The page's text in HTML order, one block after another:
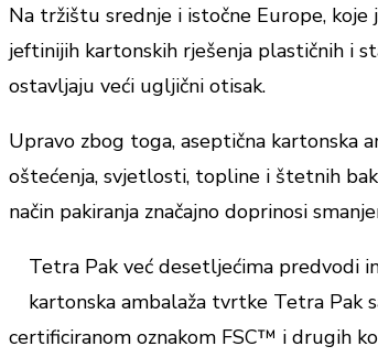
Na tržištu srednje i istočne Europe,
jeftinijih kartonskih rješenja plastičnih i
ostavljaju veći ugljični otisak.
Upravo zbog toga, aseptična kartonska
oštećenja, svjetlosti, topline i štetnih
način pakiranja značajno doprinosi
Tetra Pak već desetljećima predvodi
kartonska ambalaža tvrtke Tetra Pak
certificiranom oznakom FSC™ i drugih